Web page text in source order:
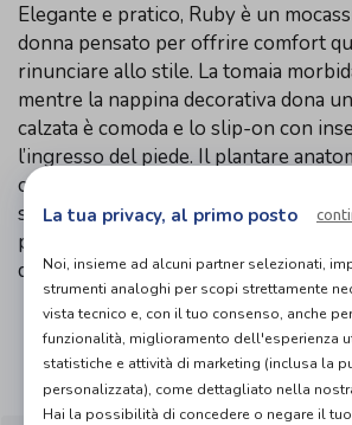
Elegante e pratico, Ruby è un
donna pensato per offrire comfort
rinunciare allo stile. La tomaia
mentre la nappina decorativa dona
calzata è comoda e lo slip-on con
l’ingresso del piede. Il plantare
consente l’uso di plantari
suola flessibile e antiscivolo assicura
per la stagione autunno/inverno, è
diverse colorazioni per abbinarsi a
Organizza prova in negozio
La tua privacy, al primo posto
Noi, insieme ad alcuni partner selezionati,
strumenti analoghi per scopi strettamente
vista tecnico e, con il tuo consenso, anche
funzionalità, miglioramento dell'esperienza
statistiche e attività di marketing (inclusa la
personalizzata), come dettagliato nella
Hai la possibilità di concedere o negare il